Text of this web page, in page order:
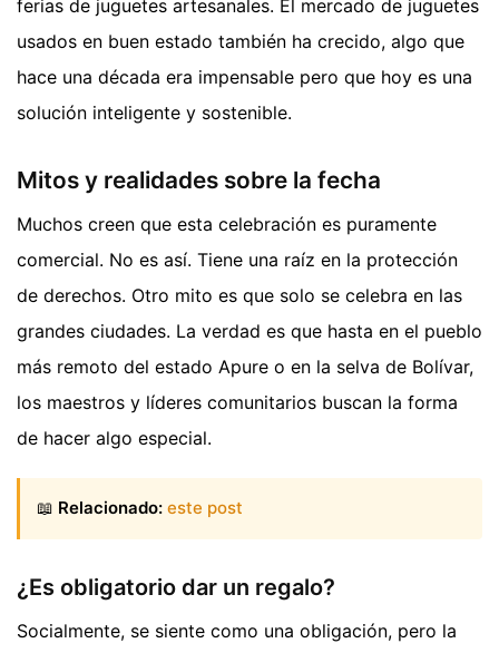
ferias de juguetes artesanales. El mercado de juguetes
usados en buen estado también ha crecido, algo que
hace una década era impensable pero que hoy es una
solución inteligente y sostenible.
Mitos y realidades sobre la fecha
Muchos creen que esta celebración es puramente
comercial. No es así. Tiene una raíz en la protección
de derechos. Otro mito es que solo se celebra en las
grandes ciudades. La verdad es que hasta en el pueblo
más remoto del estado Apure o en la selva de Bolívar,
los maestros y líderes comunitarios buscan la forma
de hacer algo especial.
📖 Relacionado: este post
¿Es obligatorio dar un regalo?
Socialmente, se siente como una obligación, pero la